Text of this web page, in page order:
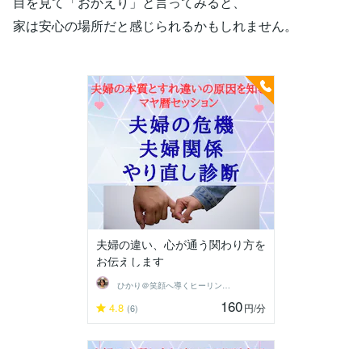
家は安心の場所だと感じられるかもしれません。
夫婦の違い、心が通う関わり方を
お伝えします
ひかり＠笑顔へ導くヒーリングセラピスト
4.8 (6) 160円/分